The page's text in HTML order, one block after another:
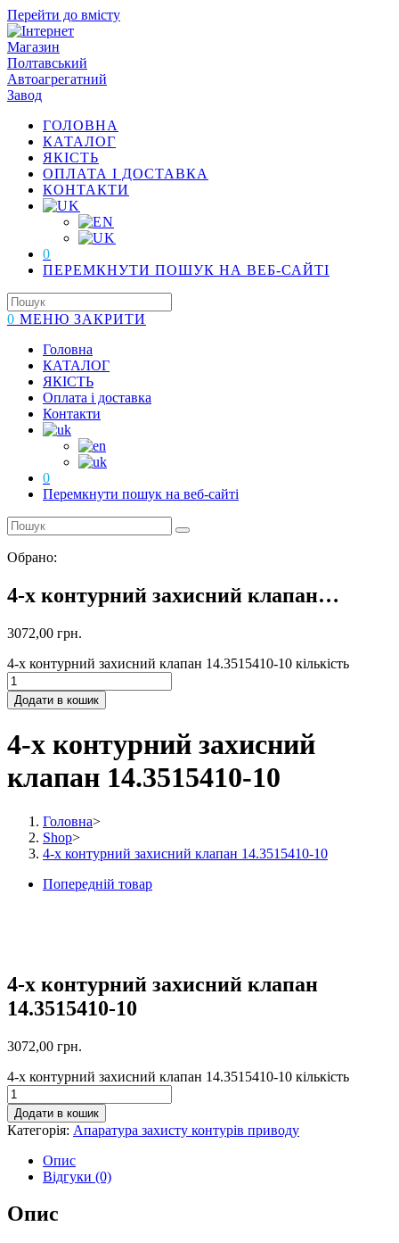
Перейти до вмісту
ГОЛОВНА
КАТАЛОГ
ЯКІСТЬ
ОПЛАТА І ДОСТАВКА
КОНТАКТИ
0
ПЕРЕМКНУТИ ПОШУК НА ВЕБ-САЙТІ
0 МЕНЮ ЗАКРИТИ
Головна
КАТАЛОГ
ЯКІСТЬ
Оплата і доставка
Контакти
0
Перемкнути пошук на веб-сайті
Обрано:
4-х контурний захисний клапан…
3072,00 грн.
4-х контурний захисний клапан 14.3515410-10 кількість
Додати в кошик
4-х контурний захисний
клапан 14.3515410-10
Головна>
Shop>
4-х контурний захисний клапан 14.3515410-10
Попередній товар
4-х контурний захисний клапан
14.3515410-10
3072,00 грн.
4-х контурний захисний клапан 14.3515410-10 кількість
Додати в кошик
Категорія: Апаратура захисту контурів приводу
Опис
Відгуки (0)
Опис